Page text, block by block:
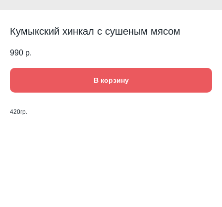
Кумыкский хинкал с сушеным мясом
990 р.
В корзину
420гр.